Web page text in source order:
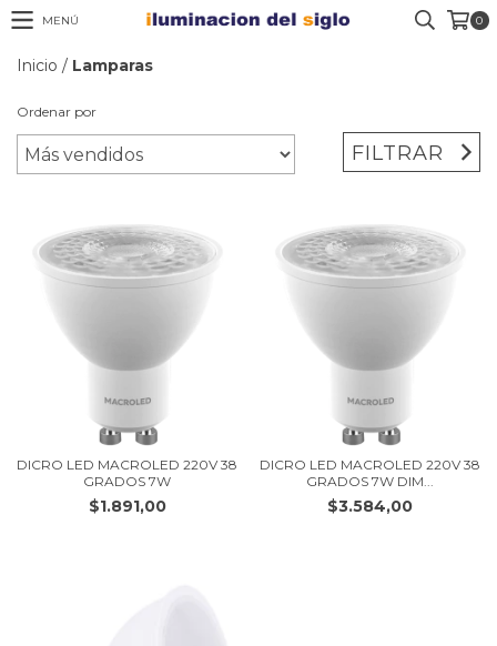
MENÚ 0
Inicio / Lamparas
Ordenar por
FILTRAR
DICRO LED MACROLED 220V 38
GRADOS 7W
$1.891,00
DICRO LED MACROLED 220V 38
GRADOS 7W DIM...
$3.584,00